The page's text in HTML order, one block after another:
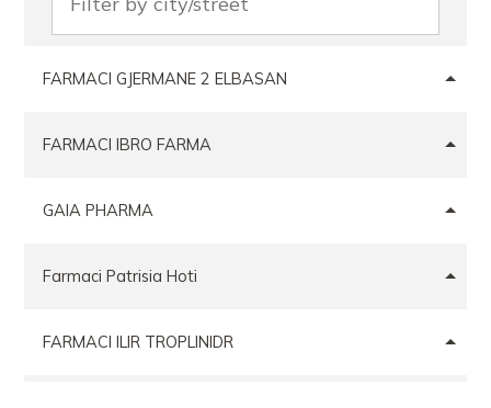
FARMACI GJERMANE 2 ELBASAN
FARMACI IBRO FARMA
GAIA PHARMA
Farmaci Patrisia Hoti
FARMACI ILIR TROPLINIDR